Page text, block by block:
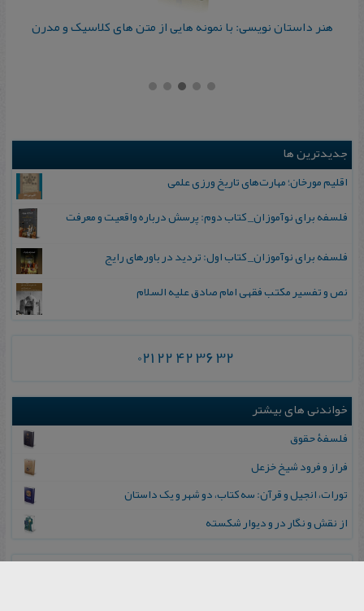
هنر داستان نویسی: با نمونه هایی از متن های کلاسیک و مدرن
جدیدترین ها
اقلیم مورخان؛ مهارت‌های تاریخ ورزی علمی
فلسفه برای نوآموزان_ کتاب دوم: پرسش درباره واقعیت و معرفت
فلسفه برای نوآموزان_ کتاب اول: تردید در باورهای رایج
نص و تفسیر مکتب فقهی امام صادق علیه السلام
021 22 42 36 32
خواندنی های بیشتر
فلسفۀ حقوق
فراز و فرود شیخ خزعل
تورات، انجیل و قرآن: سه کتاب، دو شهر و یک داستان
از نقش‌ و نگار در و دیوار شکسته‌